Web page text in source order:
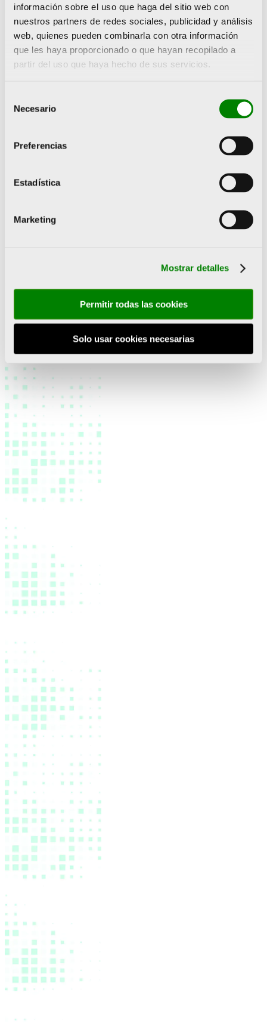
información sobre el uso que haga del sitio web con
nuestros partners de redes sociales, publicidad y análisis
web, quienes pueden combinarla con otra información
que les haya proporcionado o que hayan recopilado a
partir del uso que haya hecho de sus servicios.
Necesario
Preferencias
Estadística
Marketing
Mostrar detalles
Permitir todas las cookies
Solo usar cookies necesarias